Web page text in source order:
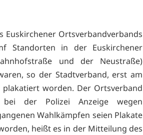
Euskirchener Ortsverbandverbands
Standorten in der Euskirchener
und der Neustraße)
so der Stadtverband, erst am
worden. Der Ortsverband
der Polizei Anzeige wegen
Wahlkämpfen seien Plakate
heißt es in der Mitteilung des